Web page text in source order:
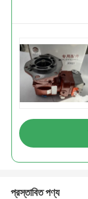
প্রস্তাবিত পণ্য